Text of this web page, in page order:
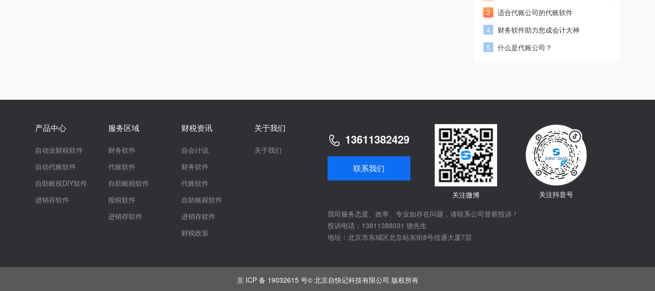
3
适合代账公司的代账软件
4
财务软件助力您成会计大神
5
什么是代账公司？
产品中心
自动业财税软件
自动代账软件
自助账税DIY软件
进销存软件
服务区域
财务软件
代账软件
自助账税软件
报税软件
进销存软件
财税资讯
自会计说
财务软件
代账软件
自助账税软件
进销存软件
财税政策
关于我们
关于我们
13611382429
联系我们
关注微博
关注抖音号
我司服务态度、效率、专业如存在问题，请联系公司督察投诉！
投诉电话：13811388031 饶先生
地址：北京市东城区北京站东街8号信通大厦7层
京 ICP 备 19032615 号© 北京自快记科技有限公司 版权所有